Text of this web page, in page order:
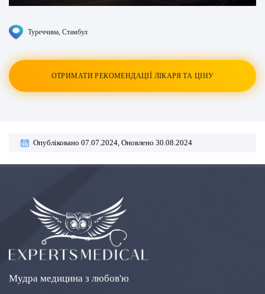
Туреччина, Стамбул
ОТРИМАТИ РЕКОМЕНДАЦІЇ ЛІКАРЯ ТА ЦІНУ
Опубліковано 07.07.2024, Оновлено 30.08.2024
Мудра медицина з любов'ю